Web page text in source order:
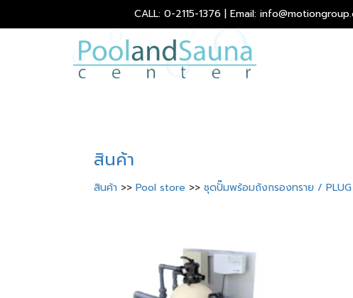
CALL: 0-2115-1376 | Email:
สินค้า
สินค้า >> Pool store >> ชุดปั๊มพร้อมถังกรองทราย / PLUG